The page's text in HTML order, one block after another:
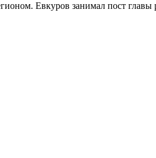
Евкуров занимал пост главы